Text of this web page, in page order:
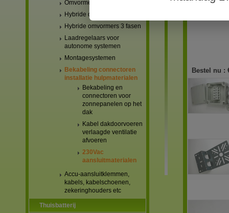
Omvormers netgekoppeld
Hybride omvormers 1 fase
Hybride omvormers 3 fasen
Laadregelaars voor
autonome systemen
Montagesystemen
Bekabeling connectoren
installatie hulpmaterialen
Bekabeling en
connectoren voor
zonnepanelen op het
dak
Kabel dakdoorvoeren
verlaagde ventilatie
afvoeren
230Vac
aansluitmaterialen
Accu-aansluitklemmen,
kabels, kabelschoenen,
zekeringhouders etc
Thuisbatterij
Bestel nu :